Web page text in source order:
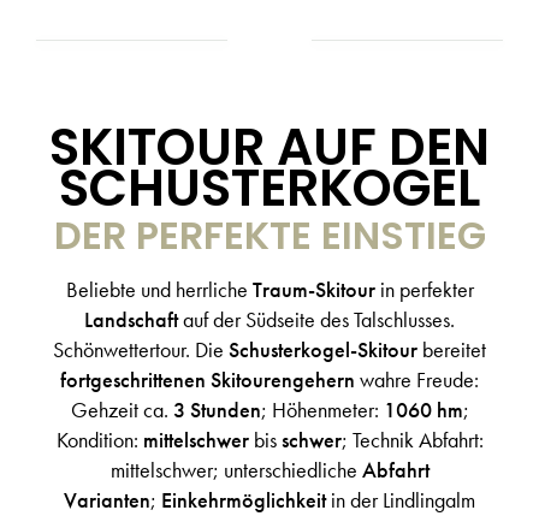
SKITOUR AUF DEN
SCHUSTERKOGEL
DER PERFEKTE EINSTIEG
Beliebte und herrliche Traum-Skitourin perfekter
Landschaftauf der Südseite des Talschlusses.
Schönwettertour. Die Schusterkogel-Skitour bereitet
fortgeschrittenen Skitourengehern wahre Freude:
Gehzeit ca. 3 Stunden; Höhenmeter: 1060 hm;
Kondition: mittelschwer bisschwer; Technik Abfahrt:
mittelschwer; unterschiedliche Abfahrt
Varianten; Einkehrmöglichkeitin der Lindlingalm